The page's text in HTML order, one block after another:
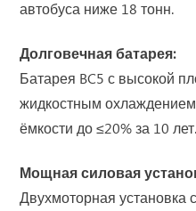
автобуса ниже 18 тонн.
Долговечная батарея:
Батарея BC5 с высокой
жидкостным
ёмкости до ≤20% за 10 лет.
Мощная силовая
Двухмоторная